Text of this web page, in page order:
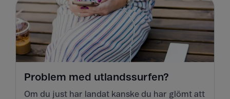
Problem med utlandssurfen?
Om du just har landat kanske du har glömt att